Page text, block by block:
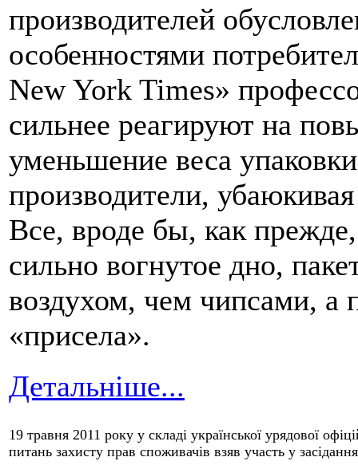
производителей
особенностями
New York Times»
сильнее реагируют на
уменьшение веса
производители,
Все, вроде бы, как
сильно вогнутое дно,
воздухом, чем чипсами, а
«присела».
Детальніше...
19 травня 2011 року у складі української урядової
питань захисту прав споживачів взяв участь у